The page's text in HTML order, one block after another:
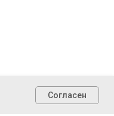
Согласен